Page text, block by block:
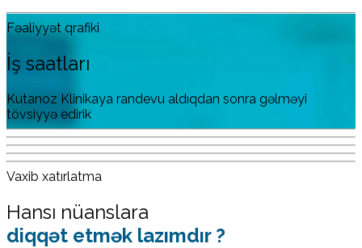
Fəaliyyət qrafiki
İş saatları
Kutanoz Klinikaya randevu aldıqdan sonra gəlməyi
tövsiyyə edirik
Vaxib xatırlatma
Hansı nüanslara
diqqət etmək lazımdır ?